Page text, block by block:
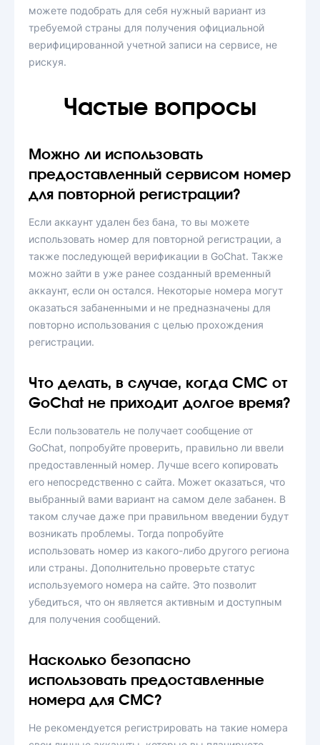
можете подобрать для себя нужный вариант из
требуемой страны для получения официальной
верифицированной учетной записи на сервисе, не
рискуя.
Частые вопросы
Можно ли использовать
предоставленный сервисом номер
для повторной регистрации?
Если аккаунт удален без бана, то вы можете
использовать номер для повторной регистрации, а
также последующей верификации в GoChat. Также
можно зайти в уже ранее созданный временный
аккаунт, если он остался. Некоторые номера могут
оказаться забаненными и не предназначены для
повторно использования с целью прохождения
регистрации.
Что делать, в случае, когда СМС от
GoChat не приходит долгое время?
Если пользователь не получает сообщение от
GoChat, попробуйте проверить, правильно ли ввели
предоставленный номер. Лучше всего копировать
его непосредственно с сайта. Может оказаться, что
выбранный вами вариант на самом деле забанен. В
таком случае даже при правильном введении будут
возникать проблемы. Тогда попробуйте
использовать номер из какого-либо другого региона
или страны. Дополнительно проверьте статус
используемого номера на сайте. Это позволит
убедиться, что он является активным и доступным
для получения сообщений.
Насколько безопасно
использовать предоставленные
номера для СМС?
Не рекомендуется регистрировать на такие номера